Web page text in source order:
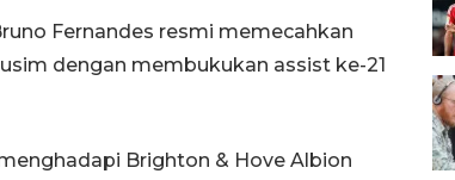
Fernandes resmi memecahkan
dengan membukukan assist ke-21
Brighton & Hove Albion